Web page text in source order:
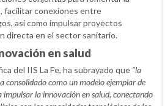
facilitar conexiones entre
así como impulsar proyectos
directa en el sector sanitario.
en salud
del IIS La Fe, ha subrayado que “la
consolidado como un modelo ejemplar de
la innovación en salud, conectando